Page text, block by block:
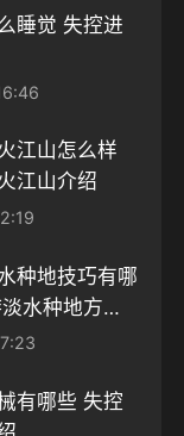
睡觉 失控进
江山怎么样
江山介绍
种地技巧有哪
水种地方案
有哪些 失控